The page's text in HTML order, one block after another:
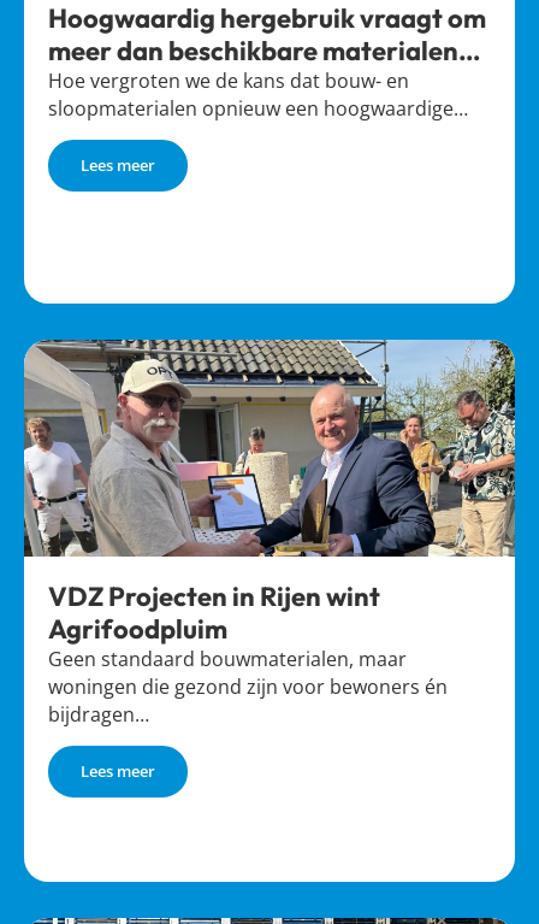
Hoogwaardig hergebruik vraagt om
meer dan beschikbare materialen
alleen
Hoe vergroten we de kans dat bouw- en
sloopmaterialen opnieuw een hoogwaardige…
Lees meer
VDZ Projecten in Rijen wint
Agrifoodpluim
Geen standaard bouwmaterialen, maar
woningen die gezond zijn voor bewoners én
bijdragen…
Lees meer